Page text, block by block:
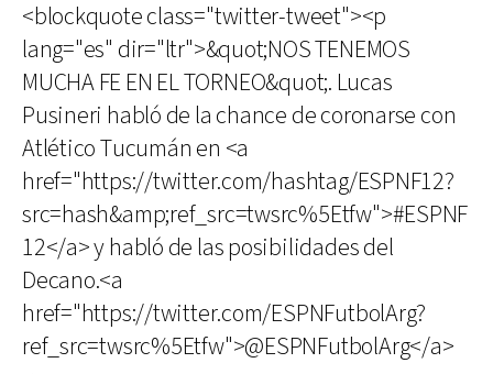
<blockquote class="twitter-tweet"><p
lang="es" dir="ltr">&quot;NOS TENEMOS
MUCHA FE EN EL TORNEO&quot;. Lucas
Pusineri habló de la chance de coronarse con
Atlético Tucumán en <a
href="https://twitter.com/hashtag/ESPNF12?
src=hash&amp;ref_src=twsrc%5Etfw">#ESPNF
12</a> y habló de las posibilidades del
Decano.<a
href="https://twitter.com/ESPNFutbolArg?
ref_src=twsrc%5Etfw">@ESPNFutbolArg</a>